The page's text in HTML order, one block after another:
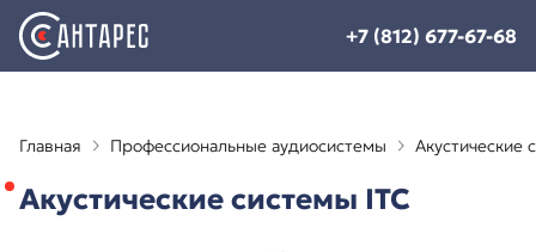
+7 (812) 677-67-68
Главная Профессиональные аудиосистемы Акустические
Акустические системы ITC